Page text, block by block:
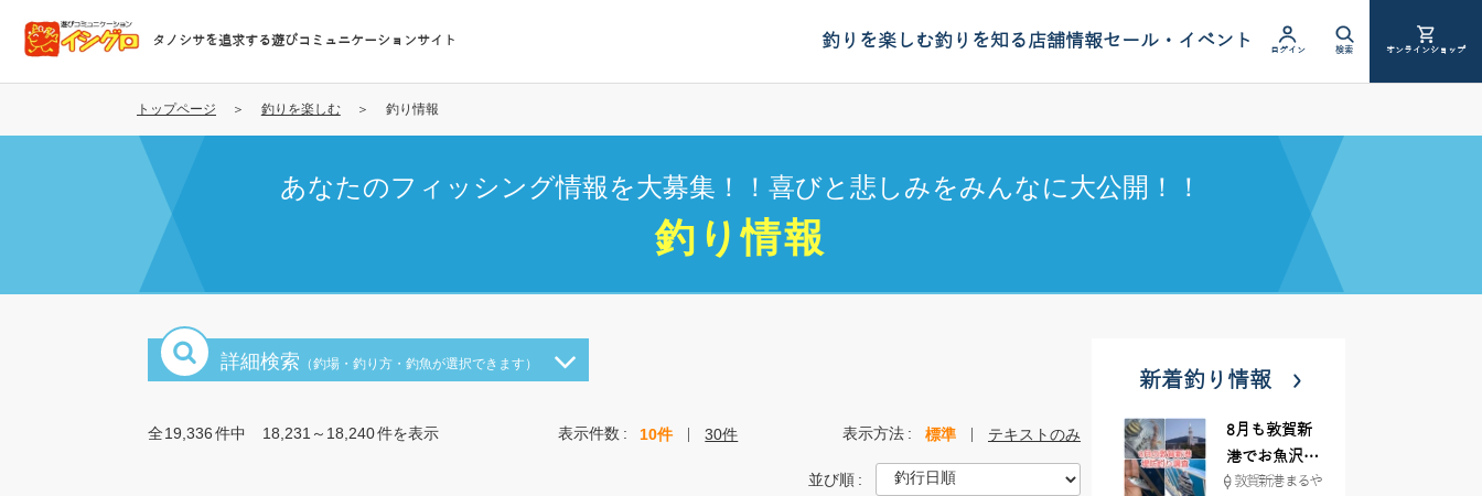
コ
テ
タノシサを追求する遊びコミュニケーションサイト 釣りを楽しむ釣りを知る店舗情報セール・イベント ログイン 検索 オンラインショップ
トップページ 釣りを楽しむ 釣り情報
あなたのフィッシング情報を大募集！！喜びと悲しみをみんなに大公開！！
釣り情報
詳細検索 （釣場・釣り方・釣魚が選択できます）
全19,336件中 18,231～18,240件を表示 表示件数 10件 30件 表示方法 標準 テキストのみ
並び順
新着釣り情報
8月も敦賀新
港でお魚沢山
♪ イシグロ彦
敦賀新港 まるや